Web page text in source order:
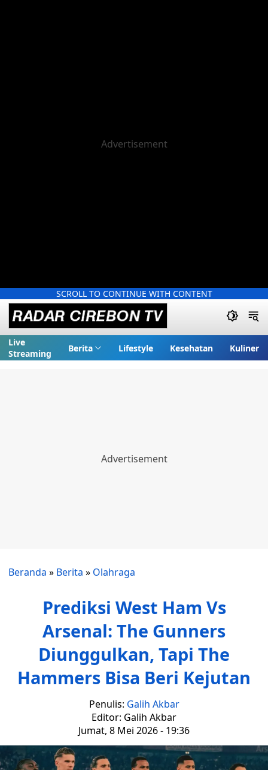
SCROLL TO CONTINUE WITH CONTENT
Live
Streaming
Berita Lifestyle Kesehatan Kuliner
Beranda » Berita » Olahraga
Prediksi West Ham Vs
Arsenal: The Gunners
Diunggulkan, Tapi The
Hammers Bisa Beri Kejutan
Penulis: Galih Akbar
Editor: Galih Akbar
Jumat, 8 Mei 2026 - 19:36